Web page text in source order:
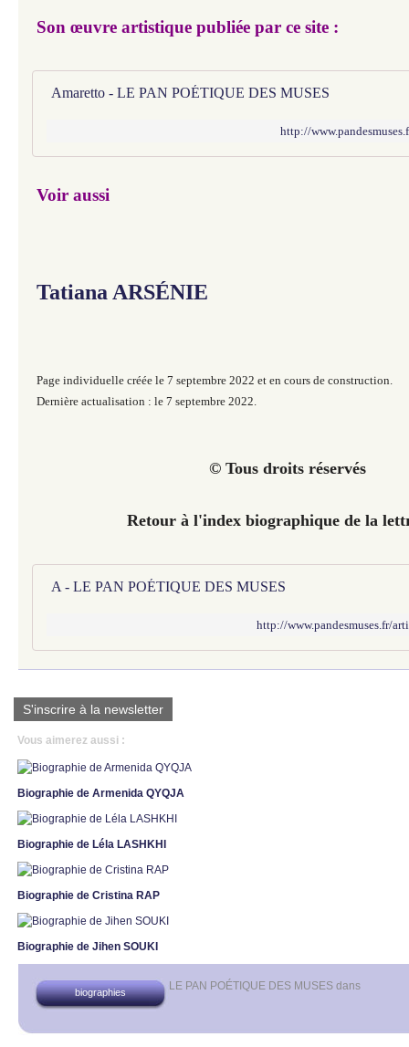
Son œuvre artistique publiée par ce site :​​​​​​
Amaretto - LE PAN POÉTIQUE DES MUSES
http://
​​​​​​Voir aussi
Tatiana ARSÉNIE
Page individuelle créée le 7 septembre 2022 et en cours de construction.
Dernière actualisation : le 7 septembre 2022.
© Tous droits réservés
Retour à l'index biographique de la
A - LE PAN POÉTIQUE DES MUSES
http://www.pandesmuses.fr/
S'inscrire à la newsletter
Vous aimerez aussi :
Biographie de Armenida QYQJA
Biographie de Léla LASHKHI
Biographie de Cristina RAP
Biographie de Jihen SOUKI
LE PAN POÉTIQUE DES MUSES dans
biographies